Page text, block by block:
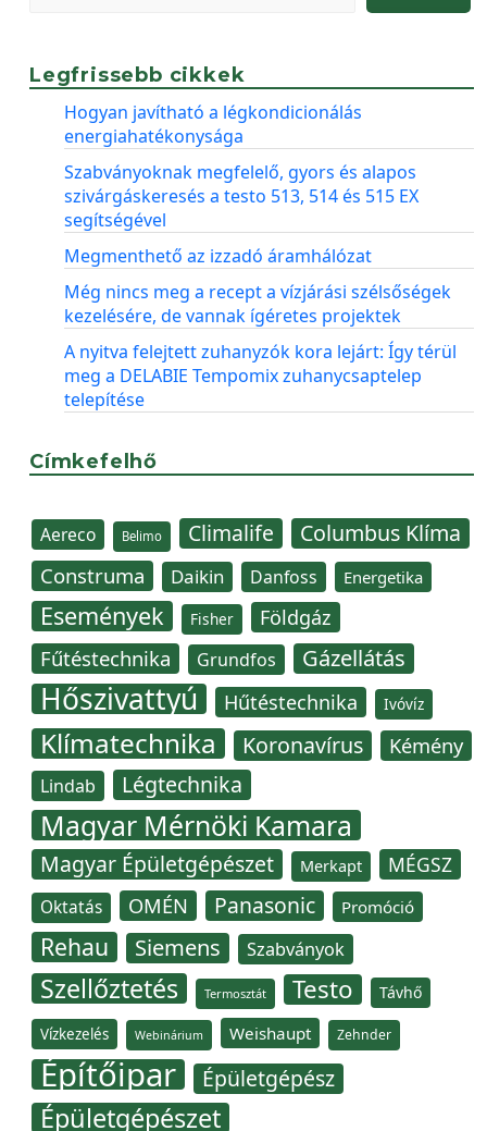
Legfrissebb cikkek
Hogyan javítható a légkondicionálás
energiahatékonysága
Szabványoknak megfelelő, gyors és alapos
szivárgáskeresés a testo 513, 514 és 515 EX
segítségével
Megmenthető az izzadó áramhálózat
Még nincs meg a recept a vízjárási szélsőségek
kezelésére, de vannak ígéretes projektek
A nyitva felejtett zuhanyzók kora lejárt: Így térül
meg a DELABIE Tempomix zuhanycsaptelep
telepítése
Címkefelhő
Aereco Belimo Climalife Columbus Klíma
Construma Daikin Danfoss Energetika
Események Fisher Földgáz
Fűtéstechnika Grundfos Gázellátás
Hőszivattyú Hűtéstechnika Ivóvíz
Klímatechnika Koronavírus Kémény
Lindab Légtechnika
Magyar Mérnöki Kamara
Magyar Épületgépészet Merkapt MÉGSZ
Oktatás OMÉN Panasonic Promóció
Rehau Siemens Szabványok
Szellőztetés Termosztát Testo Távhő
Vízkezelés Webinárium Weishaupt Zehnder
Építőipar Épületgépész
Épületgépészet